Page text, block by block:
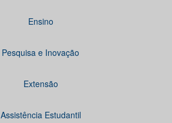
Ensino
Pesquisa e Inovação
Extensão
Assistência Estudantil